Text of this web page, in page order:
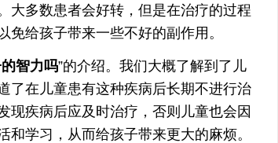
大多数患者会好转，但是在治疗的过程
给孩子带来一些不好的副作用。
智力吗”的介绍。我们大概了解到了儿
了在儿童患有这种疾病后长期不进行治
现疾病后应及时治疗，否则儿童也会因
学习，从而给孩子带来更大的麻烦。